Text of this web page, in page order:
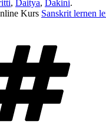
, Daitya, Dakini.
Kurs Sanskrit lernen